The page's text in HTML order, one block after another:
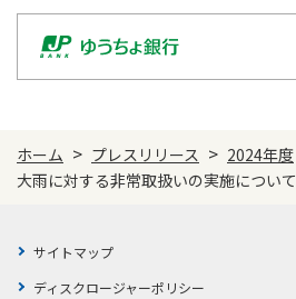
ホーム > プレスリリース > 2024年度
大雨に対する非常取扱いの実施について
サイトマップ
ディスクロージャーポリシー